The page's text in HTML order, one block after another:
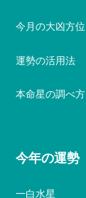
今月の大凶方位
運勢の活用法
本命星の調べ方
今年の運勢
一白水星